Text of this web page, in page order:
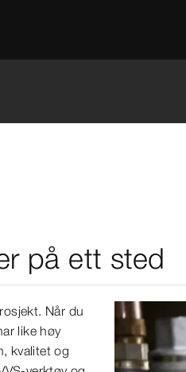
på ett sted
Når du
like høy
kvalitet og